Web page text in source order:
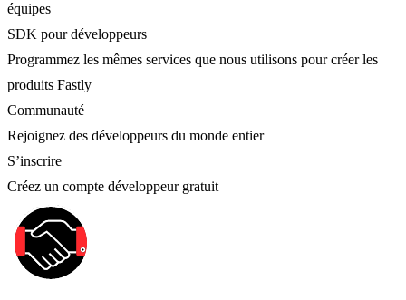
équipes
SDK pour développeurs
Programmez les mêmes services que nous utilisons pour créer les
produits Fastly
Communauté
Rejoignez des développeurs du monde entier
S’inscrire
Créez un compte développeur gratuit